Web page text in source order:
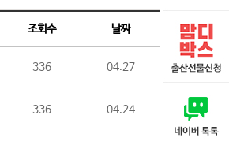
조회수 날짜
336 04.27
336 04.24